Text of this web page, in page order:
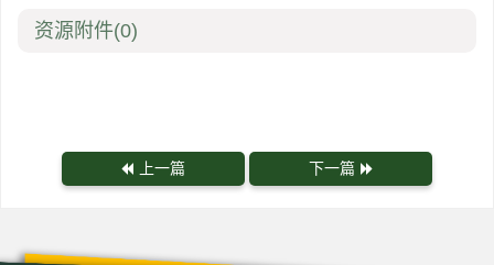
资源附件(0)
上一篇 下一篇